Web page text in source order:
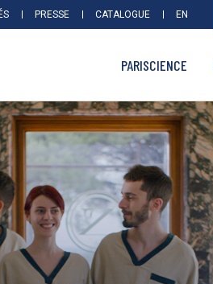
PRESSE CATALOGUE EN
PARISCIENCE